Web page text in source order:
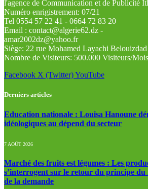
l'agence de Communication et de Publicité
Numéro enrigistrement: 07/21
Tel 0554 57 22 41 - 0664 72 83 20
Email : contact@algerie62.dz -
amar2002dz@yahoo.fr
Siège: 22 rue Mohamed Layachi
Nombre de Visiteurs: 500.000 Visiteurs/
Facebook X (Twitter)YouTube
Derniers articles
Education nationale : Louisa Hanoune
idéologiques au dépend du secteur
7 AOÛT 2026
Marché des fruits est légumes : Les
s’interrogent sur le retour du principe du
de la demande